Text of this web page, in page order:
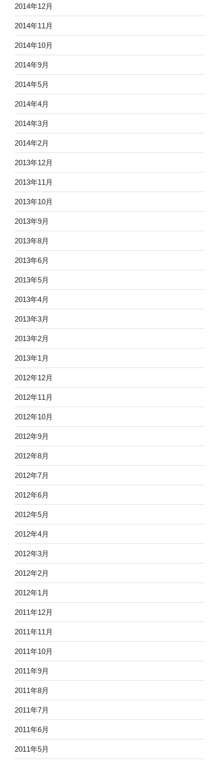
2014年12月
2014年11月
2014年10月
2014年9月
2014年5月
2014年4月
2014年3月
2014年2月
2013年12月
2013年11月
2013年10月
2013年9月
2013年8月
2013年6月
2013年5月
2013年4月
2013年3月
2013年2月
2013年1月
2012年12月
2012年11月
2012年10月
2012年9月
2012年8月
2012年7月
2012年6月
2012年5月
2012年4月
2012年3月
2012年2月
2012年1月
2011年12月
2011年11月
2011年10月
2011年9月
2011年8月
2011年7月
2011年6月
2011年5月